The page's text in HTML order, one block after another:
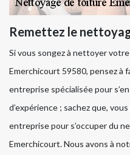
Remettez le
Si vous songez à nettoyer
Emerchicourt 59580, pensez à
entreprise spécialisée pour
d’expérience ; sachez que,
entreprise pour s’occuper du
Emerchicourt. Nous avons à